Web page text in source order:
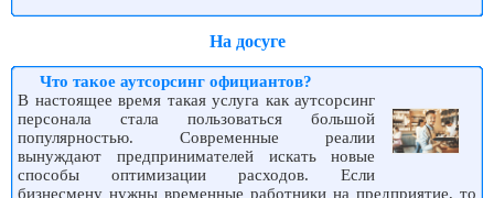
На досуге
Что такое аутсорсинг официантов?
В настоящее время такая услуга как аутсорсинг
персонала стала пользоваться большой
популярностью. Современные реалии
вынуждают предпринимателей искать новые
способы оптимизации расходов. Если
бизнесмену нужны временные работники на предприятие, то